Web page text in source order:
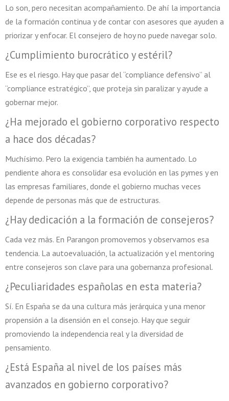
Lo son, pero necesitan acompañamiento. De ahí la importancia
de la formación continua y de contar con asesores que ayuden a
priorizar y enfocar. El consejero de hoy no puede navegar solo.
¿Cumplimiento burocrático y estéril?
Ese es el riesgo. Hay que pasar del “compliance defensivo” al
“compliance estratégico”, que proteja sin paralizar y ayude a
gobernar mejor.
¿Ha mejorado el gobierno corporativo respecto
a hace dos décadas?
Muchísimo. Pero la exigencia también ha aumentado. Lo
pendiente ahora es consolidar esa evolución en las pymes y en
las empresas familiares, donde el gobierno muchas veces
depende de personas más que de estructuras.
¿Hay dedicación a la formación de consejeros?
Cada vez más. En Parangon promovemos y observamos esa
tendencia. La autoevaluación, la actualización y el mentoring
entre consejeros son clave para una gobernanza profesional.
¿Peculiaridades españolas en esta materia?
Sí. En España se da una cultura más jerárquica y una menor
propensión a la disensión en el consejo. Hay que seguir
promoviendo la independencia real y la diversidad de
pensamiento.
¿Está España al nivel de los países más
avanzados en gobierno corporativo?